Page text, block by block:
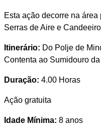
Esta ação decorre na
Serras de Aire e
Itinerário: Do Polje de
Contenta ao Sumidouro
Duração: 4.00 Horas
Ação gratuita
Idade Mínima: 8 anos